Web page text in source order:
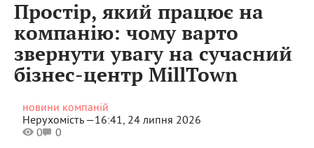
Простір, який працює на
компанію: чому варто
звернути увагу на сучасний
бізнес-центр MillTown
новини компаній
Нерухомість —16:41, 24 липня 2026
0
0